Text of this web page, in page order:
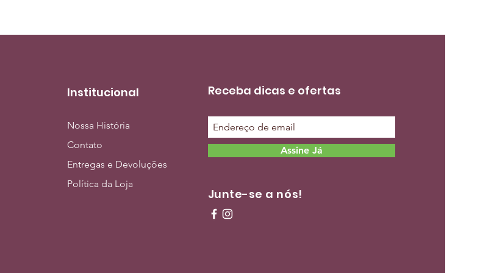
Institucional
Nossa História
Contato
Entregas e Devoluções
Política da Loja
Receba dicas e ofertas
Assine Já
Junte-se a nós!